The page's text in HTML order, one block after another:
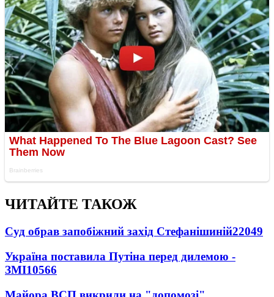
ЧИТАЙТЕ ТАКОЖ
Суд обрав запобіжний захід Стефанішиній22049
Україна поставила Путіна перед дилемою -
ЗМІ10566